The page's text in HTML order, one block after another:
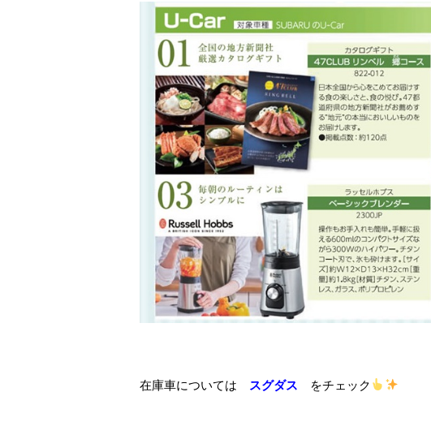
在庫車については スグダス をチェック